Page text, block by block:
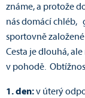
známe, a protože
nás domácí chléb,
sportovně
Cesta je dlouhá,
v pohodě.
1. den:v úterý